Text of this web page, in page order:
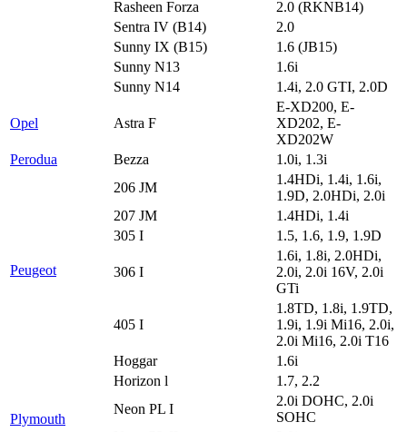
Rasheen Forza
2.0 (RKNB14)
Sentra IV (B14)
2.0
Sunny IX (B15)
1.6 (JB15)
Sunny N13
1.6i
Sunny N14
1.4i, 2.0 GTI, 2.0D
Opel Astra F
E-XD200, E-
XD202, E-
XD202W
Perodua
Bezza 1.0i, 1.3i
Peugeot
206 JM
1.4HDi, 1.4i, 1.6i,
1.9D, 2.0HDi, 2.0i
207 JM
1.4HDi, 1.4i
305 I
1.5, 1.6, 1.9, 1.9D
306 I
1.6i, 1.8i, 2.0HDi,
2.0i, 2.0i 16V, 2.0i
GTi
405 I
1.8TD, 1.8i, 1.9TD,
1.9i, 1.9i Mi16, 2.0i,
2.0i Mi16, 2.0i T16
Hoggar
1.6i
Plymouth
Horizon l
1.7, 2.2
Neon PL I
2.0i DOHC, 2.0i
SOHC